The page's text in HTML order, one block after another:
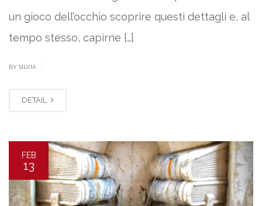
un gioco dell’occhio scoprire questi dettagli e, al
tempo stesso, capirne […]
BY SILVIA
DETAIL
FEB
13